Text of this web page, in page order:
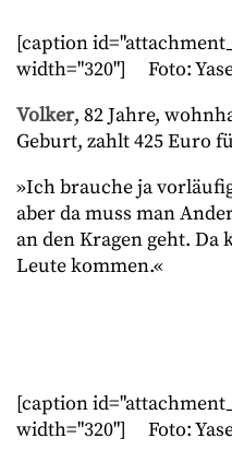
[caption
width="320"]
Foto:
Volker, 82 Jahre,
Geburt, zahlt 425 Euro
»Ich brauche ja
aber da muss man
an den Kragen geht. Da
Leute kommen.«
[caption
width="320"]
Foto: